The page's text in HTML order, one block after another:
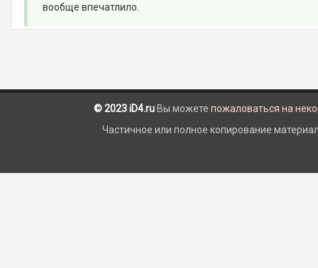
вообще впечатлило.
© 2023 iD4.ru Вы можете пожаловаться на
Частичное или полное копирование